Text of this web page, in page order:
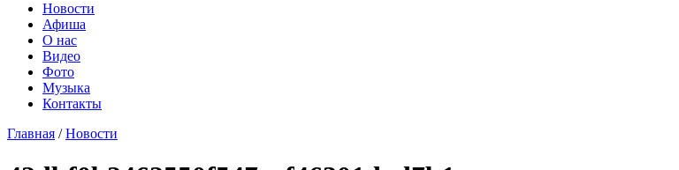
Новости
Афиша
О нас
Видео
Фото
Музыка
Контакты
Главная /Новости